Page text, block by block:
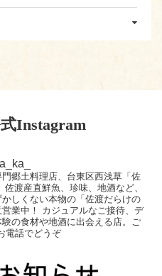
Instagram
郷土料理店、台東区西浅草「佐
佐渡産直鮮魚、珍味、地酒など、
しくない本物の「佐渡だらけの
業中！
カジュアルなご接待、デ
の食材や地酒に出会える店。ご
電話でどうぞ